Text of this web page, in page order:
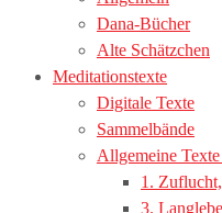
Dana-Bücher
Alte Schätzchen
Meditationstexte
Digitale Texte
Sammelbände
Allgemeine
1.
3.